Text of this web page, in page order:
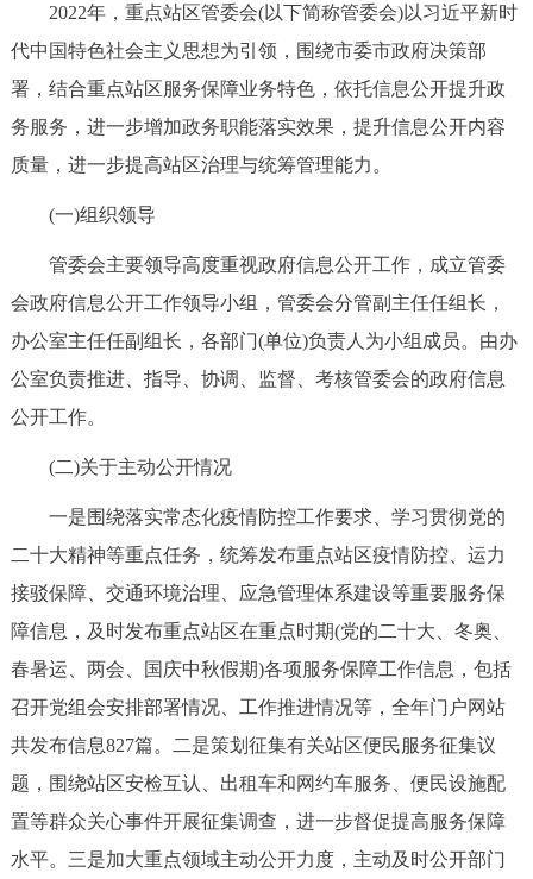
决策公开 专题公开
政务服务
便民服务
政民互动
12345网上接诉即办
参与调查
北京概况 十六区概览 人文北京
绿色北京 图说北京 视频北京
ENGLISH 한국어 日本語
DEUTSCH FRANÇAIS РУССКИЙ ЯЗЫК
2022年，重点站区管委会(以下简称管委会)以习近平新时
代中国特色社会主义思想为引领，围绕市委市政府决策部
署，结合重点站区服务保障业务特色，依托信息公开提升政
务服务，进一步增加政务职能落实效果，提升信息公开内容
质量，进一步提高站区治理与统筹管理能力。
(一)组织领导
管委会主要领导高度重视政府信息公开工作，成立管委
会政府信息公开工作领导小组，管委会分管副主任任组长，
办公室主任任副组长，各部门(单位)负责人为小组成员。由办
公室负责推进、指导、协调、监督、考核管委会的政府信息
公开工作。
(二)关于主动公开情况
一是围绕落实常态化疫情防控工作要求、学习贯彻党的
二十大精神等重点任务，统筹发布重点站区疫情防控、运力
接驳保障、交通环境治理、应急管理体系建设等重要服务保
障信息，及时发布重点站区在重点时期(党的二十大、冬奥、
春暑运、两会、国庆中秋假期)各项服务保障工作信息，包括
召开党组会安排部署情况、工作推进情况等，全年门户网站
共发布信息827篇。二是策划征集有关站区便民服务征集议
题，围绕站区安检互认、出租车和网约车服务、便民设施配
置等群众关心事件开展征集调查，进一步督促提高服务保障
水平。三是加大重点领域主动公开力度，主动及时公开部门